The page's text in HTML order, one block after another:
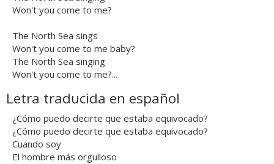
Won't you come to me?
The North Sea sings
Won't you come to me baby?
The North Sea singing
Won't you come to me?...
Letra traducida en español
¿Cómo puedo decirte que estaba equivocado?
¿Cómo puedo decirte que estaba equivocado?
Cuando soy
El hombre más orgulloso